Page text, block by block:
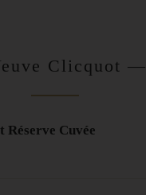
Clicquot —
Réserve Cuvée